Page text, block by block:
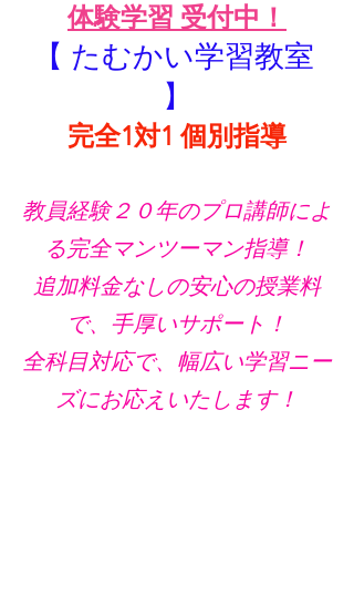
体験学習 受付中！
【 たむかい学習教室
】
完全1対1 個別指導
教員経験２０年のプロ講師によ
る完全マンツーマン指導！
追加料金なしの安心の授業料
で、手厚いサポート！
全科目対応で、幅広い学習ニー
ズにお応えいたします！